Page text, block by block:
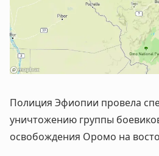
Полиция Эфиопии провела
уничтожению группы
освобождения Оромо на